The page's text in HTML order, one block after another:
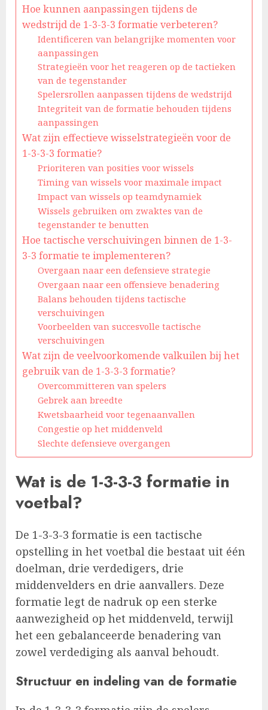
Hoe kunnen aanpassingen tijdens de
wedstrijd de 1-3-3-3 formatie verbeteren?
Identificeren van belangrijke momenten voor
aanpassingen
Strategieën voor het reageren op de tactieken
van de tegenstander
Spelersrollen aanpassen tijdens de wedstrijd
Integriteit van de formatie behouden tijdens
aanpassingen
Wat zijn effectieve wisselstrategieën voor de
1-3-3-3 formatie?
Prioriteren van posities voor wissels
Timing van wissels voor maximale impact
Impact van wissels op teamdynamiek
Wissels gebruiken om zwaktes van de
tegenstander te benutten
Hoe tactische verschuivingen binnen de 1-3-
3-3 formatie te implementeren?
Overgaan naar een defensieve strategie
Overgaan naar een offensieve benadering
Balans behouden tijdens tactische
verschuivingen
Voorbeelden van succesvolle tactische
verschuivingen
Wat zijn de veelvoorkomende valkuilen bij het
gebruik van de 1-3-3-3 formatie?
Overcommitteren van spelers
Gebrek aan breedte
Kwetsbaarheid voor tegenaanvallen
Congestie op het middenveld
Slechte defensieve overgangen
Wat is de 1-3-3-3 formatie in
voetbal?
De 1-3-3-3 formatie is een tactische
opstelling in het voetbal die bestaat uit één
doelman, drie verdedigers, drie
middenvelders en drie aanvallers. Deze
formatie legt de nadruk op een sterke
aanwezigheid op het middenveld, terwijl
het een gebalanceerde benadering van
zowel verdediging als aanval behoudt.
Structuur en indeling van de formatie